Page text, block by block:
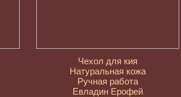
Чехол для кия
Натуральная кожа
Ручная работа
Евладин Ерофей